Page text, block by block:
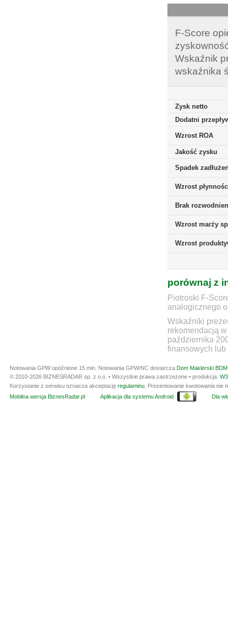
F-Score
Wskaźnik
wskaźnika
Zysk netto
Dodatni
Wzrost ROA
Jakość zysku
Spadek
Wzrost
Brak
Wzrost marży
Wzrost
porównaj z
Piotroski F-
analogicznego
Wskaźniki
rekomendacją
października
finansowych lub
Notowania GPW opóźnione 15 min. Notowania GPW/NC dostarcza Dom Maklerski
© 2010-2026 BIZNESRADAR sp. z o.o. • Wszystkie prawa zastrzeżone • produkcja:
Korzystanie z serwisu oznacza akceptację regulaminu . Prezentowanie kwotowania
Mobilna wersja BiznesRadar.pl
Aplikacja dla systemu Android Dla